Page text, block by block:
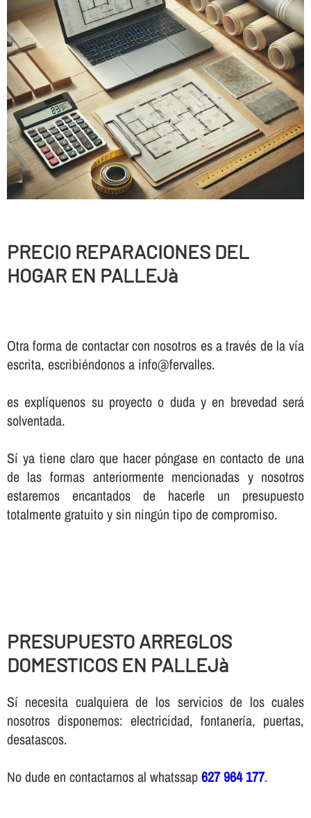
PRECIO REPARACIONES DEL
HOGAR EN PALLEJà
Otra forma de contactar con nosotros es a través de la vía
escrita, escribiéndonos a info@fervalles.
es explíquenos su proyecto o duda y en brevedad será
solventada.
Sí ya tiene claro que hacer póngase en contacto de una
de las formas anteriormente mencionadas y nosotros
estaremos encantados de hacerle un presupuesto
totalmente gratuito y sin ningún tipo de compromiso.
PRESUPUESTO ARREGLOS
DOMESTICOS EN PALLEJà
Sí necesita cualquiera de los servicios de los cuales
nosotros disponemos: electricidad, fontanería, puertas,
desatascos.
No dude en contactarnos al whatssap627 964 177.